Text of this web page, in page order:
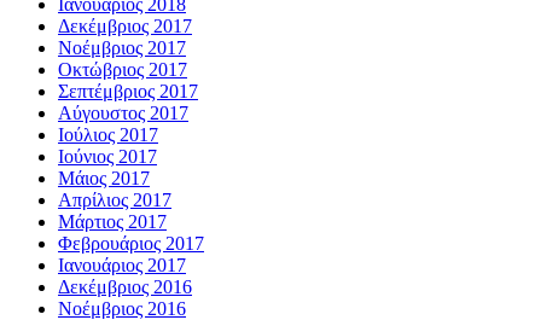
Δεκέμβριος 2017
Νοέμβριος 2017
Οκτώβριος 2017
Σεπτέμβριος 2017
Αύγουστος 2017
Ιούλιος 2017
Ιούνιος 2017
Μάιος 2017
Απρίλιος 2017
Μάρτιος 2017
Φεβρουάριος 2017
Ιανουάριος 2017
Δεκέμβριος 2016
Νοέμβριος 2016